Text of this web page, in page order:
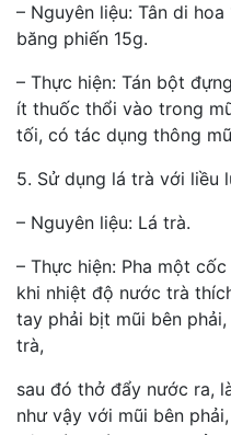
– Nguyên liệu: Tân di
băng phiến 15g.
– Thực hiện: Tán bột
ít thuốc thổi vào trong
tối, có tác dụng thông
5. Sử dụng lá trà với liều
– Nguyên liệu: Lá trà.
– Thực hiện: Pha một
khi nhiệt độ nước trà
tay phải bịt mũi bên
trà,
sau đó thở đẩy nước ra,
như vậy với mũi bên